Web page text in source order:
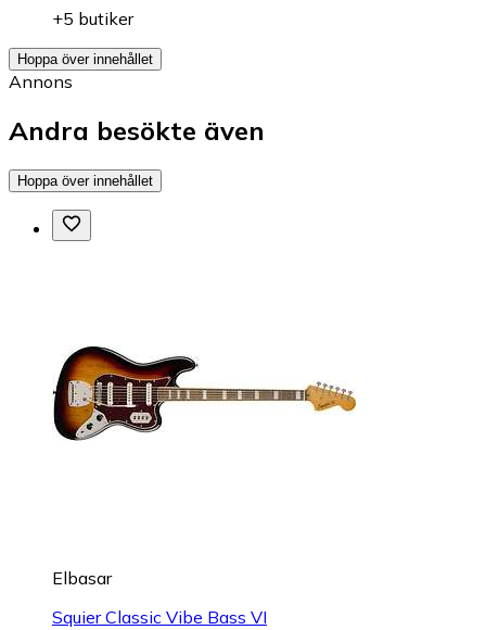
+5 butiker
Hoppa över innehållet
Annons
Andra besökte även
Hoppa över innehållet
Elbasar
Squier Classic Vibe Bass VI